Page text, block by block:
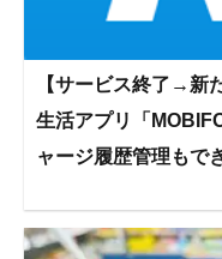
【サービス終了→新
生活アプリ「
ャージ履歴管理もで